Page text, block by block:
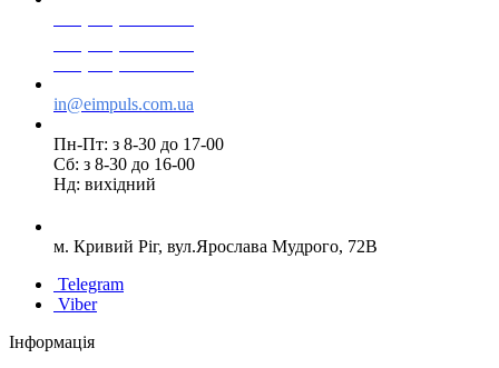
in@eimpuls.com.ua
Пн-Пт: з 8-30 до 17-00
Сб: з 8-30 до 16-00
Нд: вихідний
м. Кривий Ріг, вул.Ярослава Мудрого, 72В
Telegram
Viber
Інформація